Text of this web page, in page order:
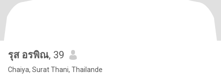
รุส อรพิณ, 39
Chaiya, Surat Thani, Thailande